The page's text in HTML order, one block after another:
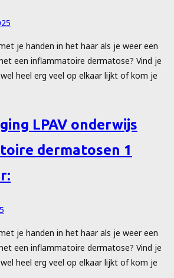
je handen in het haar als je weer een
een inflammatoire dermatose? Vind je
heel erg veel op elkaar lijkt of kom je
LPAV onderwijs
dermatosen 1
je handen in het haar als je weer een
een inflammatoire dermatose? Vind je
heel erg veel op elkaar lijkt of kom je